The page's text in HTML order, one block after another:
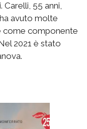
Carelli, 55 anni,
avuto molte
come componente
2021 è stato